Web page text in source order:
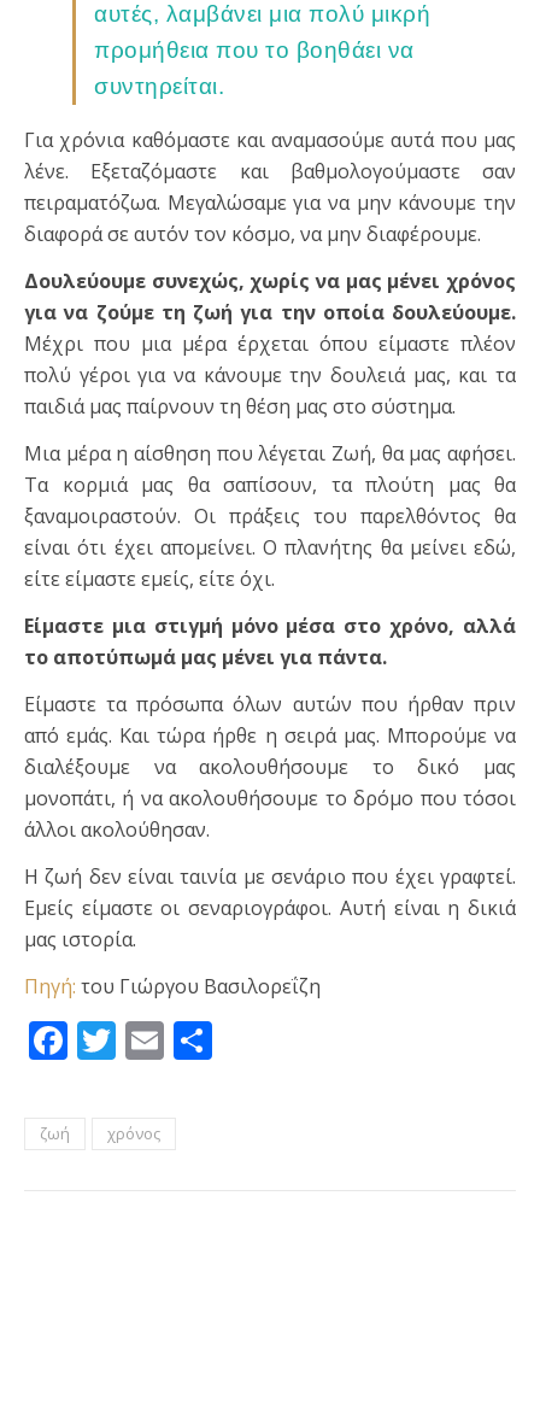
αυτές, λαμβάνει μια πολύ μικρή
προμήθεια που το βοηθάει να
συντηρείται.
Για χρόνια καθόμαστε και αναμασούμε αυτά που μας
λένε. Εξεταζόμαστε και βαθμολογούμαστε σαν
πειραματόζωα. Μεγαλώσαμε για να μην κάνουμε την
διαφορά σε αυτόν τον κόσμο, να μην διαφέρουμε.
Δουλεύουμε συνεχώς, χωρίς να μας μένει χρόνος
για να ζούμε τη ζωή για την οποία δουλεύουμε.
Μέχρι που μια μέρα έρχεται όπου είμαστε πλέον
πολύ γέροι για να κάνουμε την δουλειά μας, και τα
παιδιά μας παίρνουν τη θέση μας στο σύστημα.
Μια μέρα η αίσθηση που λέγεται Ζωή, θα μας αφήσει.
Τα κορμιά μας θα σαπίσουν, τα πλούτη μας θα
ξαναμοιραστούν. Οι πράξεις του παρελθόντος θα
είναι ότι έχει απομείνει. Ο πλανήτης θα μείνει εδώ,
είτε είμαστε εμείς, είτε όχι.
Είμαστε μια στιγμή μόνο μέσα στο χρόνο, αλλά
το αποτύπωμά μας μένει για πάντα.
Είμαστε τα πρόσωπα όλων αυτών που ήρθαν πριν
από εμάς. Και τώρα ήρθε η σειρά μας. Μπορούμε να
διαλέξουμε να ακολουθήσουμε το δικό μας
μονοπάτι, ή να ακολουθήσουμε το δρόμο που τόσοι
άλλοι ακολούθησαν.
Η ζωή δεν είναι ταινία με σενάριο που έχει γραφτεί.
Εμείς είμαστε οι σεναριογράφοι. Αυτή είναι η δικιά
μας ιστορία.
Πηγή: του Γιώργου Βασιλορεΐζη
Facebook
Twitter
Email
ζωή χρόνος